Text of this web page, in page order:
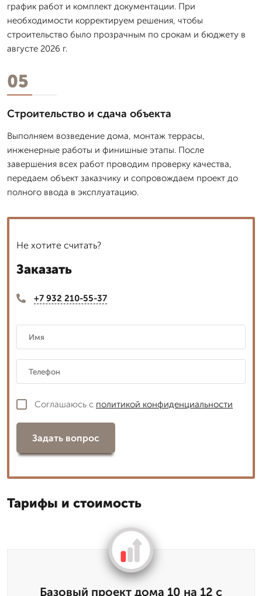
график работ и комплект документации. При
необходимости корректируем решения, чтобы
строительство было прозрачным по срокам и бюджету в
августе 2026 г.
05
Строительство и сдача объекта
Выполняем возведение дома, монтаж террасы,
инженерные работы и финишные этапы. После
завершения всех работ проводим проверку качества,
передаем объект заказчику и сопровождаем проект до
полного ввода в эксплуатацию.
Не хотите считать?
Заказать
+7 932 210-55-37
Соглашаюсь с политикой конфиденциальности
Задать вопрос
Тарифы и стоимость
Базовый проект дома 10 на 12 с